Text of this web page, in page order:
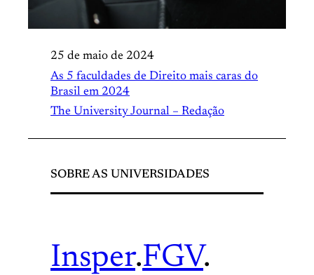
25 de maio de 2024
As 5 faculdades de Direito mais caras do
Brasil em 2024
The University Journal – Redação
SOBRE AS UNIVERSIDADES
Insper.FGV.